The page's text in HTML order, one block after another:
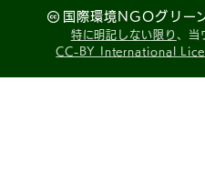
国際環境NGOグリー
特に明記しない限り 、当
CC-BY International